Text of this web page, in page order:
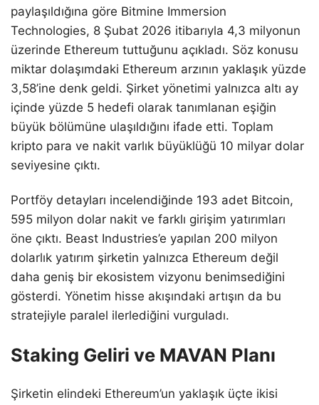
paylaşıldığına göre Bitmine Immersion
Technologies, 8 Şubat 2026 itibarıyla 4,3 milyonun
üzerinde Ethereum tuttuğunu açıkladı. Söz konusu
miktar dolaşımdaki Ethereum arzının yaklaşık yüzde
3,58’ine denk geldi. Şirket yönetimi yalnızca altı ay
içinde yüzde 5 hedefi olarak tanımlanan eşiğin
büyük bölümüne ulaşıldığını ifade etti. Toplam
kripto para ve nakit varlık büyüklüğü 10 milyar dolar
seviyesine çıktı.
Portföy detayları incelendiğinde 193 adet Bitcoin,
595 milyon dolar nakit ve farklı girişim yatırımları
öne çıktı. Beast Industries’e yapılan 200 milyon
dolarlık yatırım şirketin yalnızca Ethereum değil
daha geniş bir ekosistem vizyonu benimsediğini
gösterdi. Yönetim hisse akışındaki artışın da bu
stratejiyle paralel ilerlediğini vurguladı.
Staking Geliri ve MAVAN Planı
Şirketin elindeki Ethereum’un yaklaşık üçte ikisi